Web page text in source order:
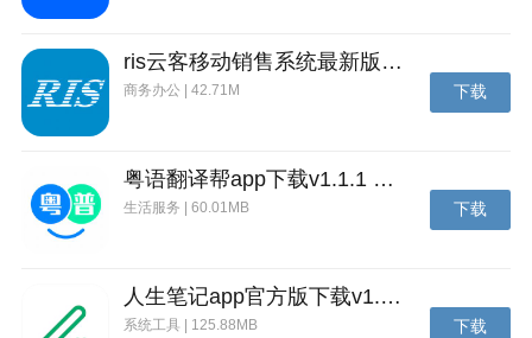
ris云客移动销售系统最新版下载v1.1.25 安卓手机版
商务办公 | 42.71M 下载
粤语翻译帮app下载v1.1.1 安卓版
生活服务 | 60.01MB 下载
人生笔记app官方版下载v1.19.4 安卓版
系统工具 | 125.88MB 下载